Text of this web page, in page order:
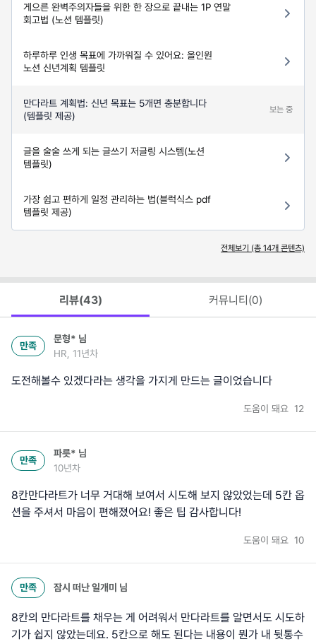
게으른 완벽주의자들을 위한 한 장으로 끝내는 1P 연말
회고법 (노션 템플릿)
하루하루 인생 목표에 가까워질 수 있어요: 올인원
노션 신년계획 템플릿
만다라트 계획법: 신년 목표는 5개면 충분합니다
(템플릿 제공)
보는 중
글을 술술 쓰게 되는 글쓰기 저글링 시스템(노션
템플릿)
가장 쉽고 편하게 일정 관리하는 법(블럭식스 pdf
템플릿 제공)
전체보기 (총 14개 콘텐츠)
리뷰(43) 커뮤니티(0)
만족
문형* 님
HR, 11년차
도전해볼수 있겠다라는 생각을 가지게 만드는 글이었습니다
도움이 돼요 12
만족
파릇* 님
10년차
8칸만다라트가 너무 거대해 보여서 시도해 보지 않았었는데 5칸 옵
션을 주셔서 마음이 편해졌어요! 좋은 팁 감사합니다!
도움이 돼요 10
만족 잠시 떠난 일개미 님
8칸의 만다라트를 채우는 게 어려워서 만다라트를 알면서도 시도하
기가 쉽지 않았는데요. 5칸으로 해도 된다는 내용이 뭔가 내 뒷통수